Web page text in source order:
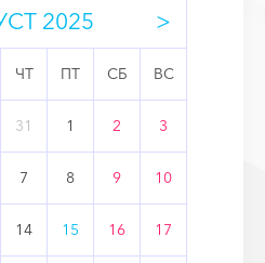
2025 >
ЧТ ПТ СБ ВС
31 1 2 3
7 8 9 10
14 15 16 17